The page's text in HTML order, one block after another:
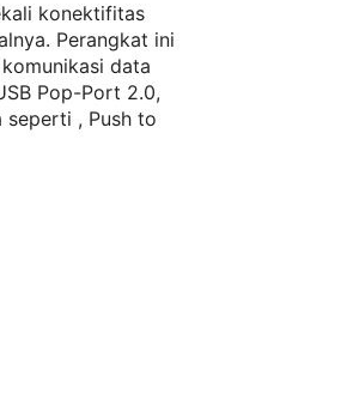
konektifitas
Perangkat ini
data
Pop-Port 2.0,
seperti , Push to